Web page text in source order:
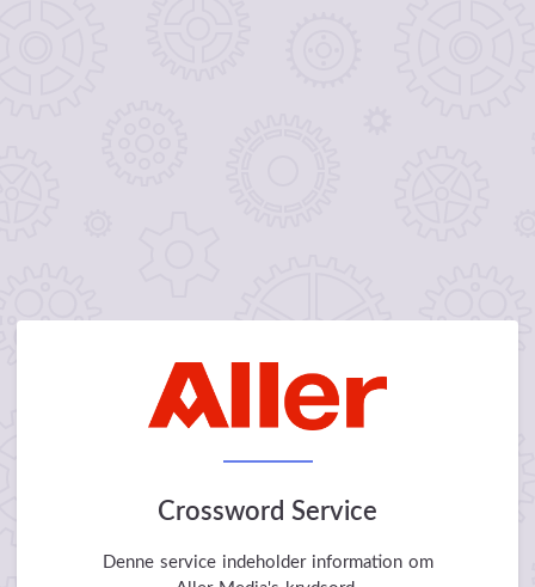
Crossword Service
Denne service indeholder information om